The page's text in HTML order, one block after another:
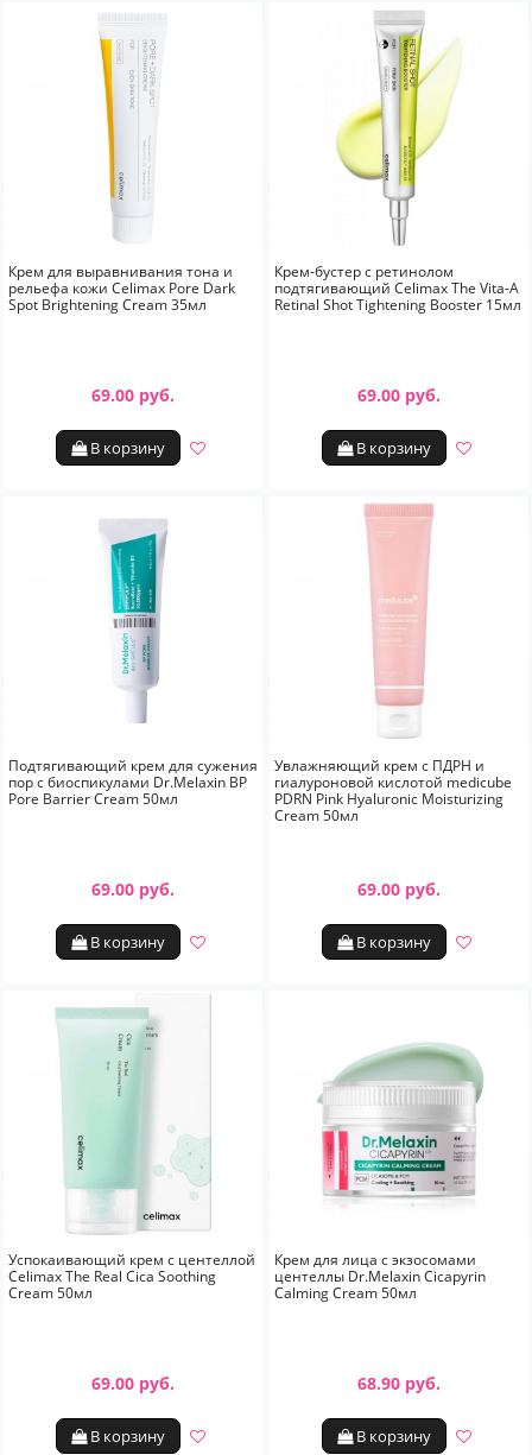
Крем для выравнивания тона и
рельефа кожи Celimax Pore Dark
Spot Brightening Cream 35мл
69.00 руб.
В корзину
Крем-бустер с ретинолом
подтягивающий Celimax The Vita-A
Retinal Shot Tightening Booster 15мл
69.00 руб.
В корзину
Подтягивающий крем для сужения
пор с биоспикулами Dr.Melaxin BP
Pore Barrier Cream 50мл
69.00 руб.
В корзину
Увлажняющий крем с ПДРН и
гиалуроновой кислотой medicube
PDRN Pink Hyaluronic Moisturizing
Cream 50мл
69.00 руб.
В корзину
Успокаивающий крем с центеллой
Celimax The Real Cica Soothing
Cream 50мл
69.00 руб.
В корзину
Крем для лица с экзосомами
центеллы Dr.Melaxin Cicapyrin
Calming Cream 50мл
68.90 руб.
В корзину